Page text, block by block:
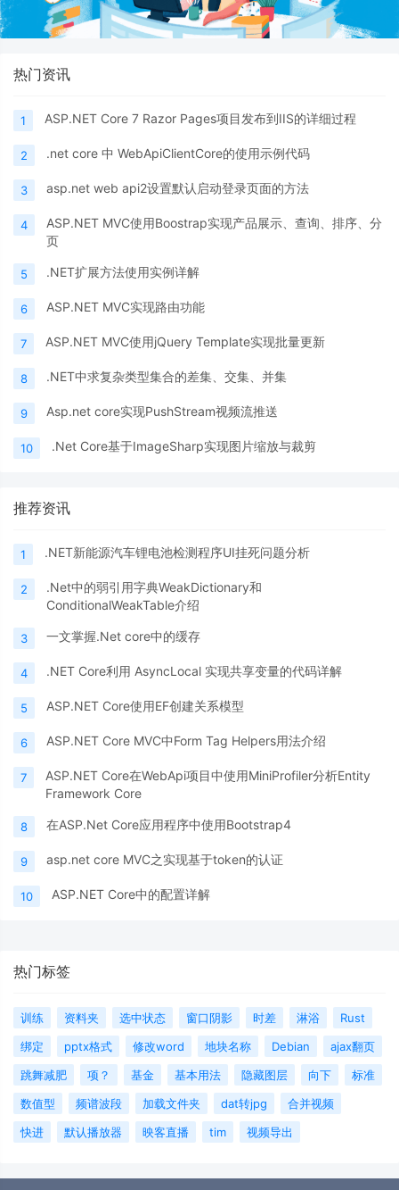
热门资讯
1 ASP.NET Core 7 Razor Pages项目发布到IIS的详细过程
2 .net core 中 WebApiClientCore的使用示例代码
3 asp.net web api2设置默认启动登录页面的方法
4
ASP.NET MVC使用Boostrap实现产品展示、查询、排序、分
页
5 .NET扩展方法使用实例详解
6 ASP.NET MVC实现路由功能
7 ASP.NET MVC使用jQuery Template实现批量更新
8 .NET中求复杂类型集合的差集、交集、并集
9 Asp.net core实现PushStream视频流推送
10 .Net Core基于ImageSharp实现图片缩放与裁剪
推荐资讯
1 .NET新能源汽车锂电池检测程序UI挂死问题分析
2
.Net中的弱引用字典WeakDictionary和
ConditionalWeakTable介绍
3 一文掌握.Net core中的缓存
4 .NET Core利用 AsyncLocal 实现共享变量的代码详解
5 ASP.NET Core使用EF创建关系模型
6 ASP.NET Core MVC中Form Tag Helpers用法介绍
7
ASP.NET Core在WebApi项目中使用MiniProfiler分析Entity
Framework Core
8 在ASP.Net Core应用程序中使用Bootstrap4
9 asp.net core MVC之实现基于token的认证
10 ASP.NET Core中的配置详解
热门标签
训练 资料夹 选中状态 窗口阴影 时差 淋浴
Rust
绑定
pptx格式 修改word 地块名称 Debian
ajax翻页
跳舞减肥
项？ 基金 基本用法 隐藏图层 向下
标准
数值型
频谱波段 加载文件夹 dat转jpg
合并视频
快进
默认播放器 映客直播 tim 视频导出